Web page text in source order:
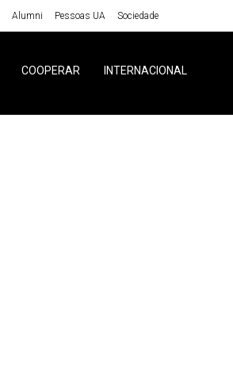
Alumni Pessoas UA Sociedade
COOPERAR INTERNACIONAL